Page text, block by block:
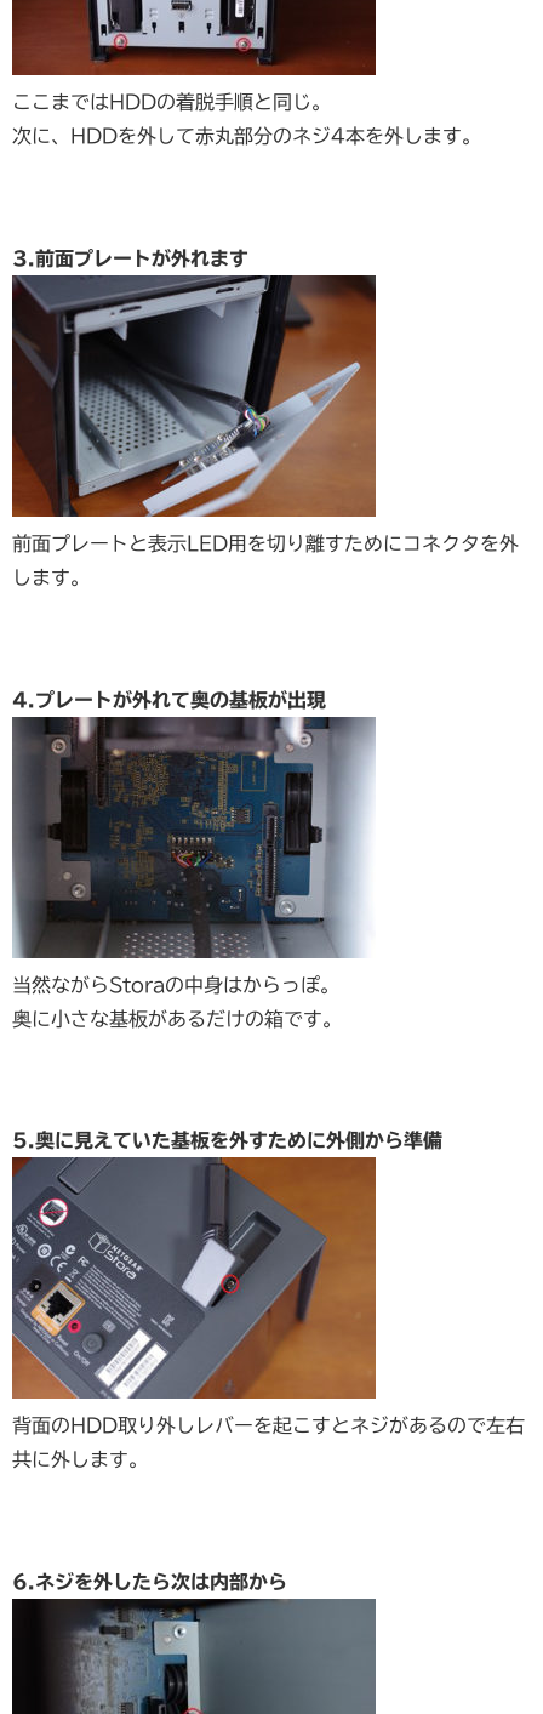
ここまではHDDの着脱手順と同じ。
次に、HDDを外して赤丸部分のネジ4本を外します。
3.前面プレートが外れます
前面プレートと表示LED用を切り離すためにコネクタを外
します。
4.プレートが外れて奥の基板が出現
当然ながらStoraの中身はからっぽ。
奥に小さな基板があるだけの箱です。
5.奥に見えていた基板を外すために外側から準備
背面のHDD取り外しレバーを起こすとネジがあるので左右
共に外します。
6.ネジを外したら次は内部から